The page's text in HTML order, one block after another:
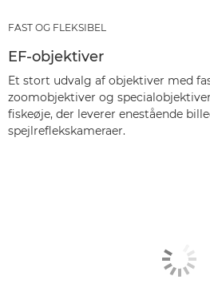
FAST OG FLEKSIBEL
EF-objektiver
Et stort udvalg af objektiver med
zoomobjektiver og
fiskeøje, der leverer enestående
spejlreflekskameraer.